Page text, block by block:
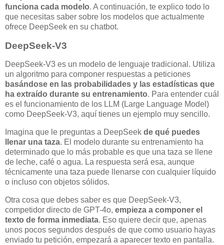
funciona cada modelo. A continuación, te explico todo lo
que necesitas saber sobre los modelos que actualmente
ofrece DeepSeek en su chatbot.
DeepSeek-V3
DeepSeek-V3 es un modelo de lenguaje tradicional. Utiliza
un algoritmo para componer respuestas a peticiones
basándose en las probabilidades y las estadísticas que
ha extraído durante su entrenamiento. Para entender cuál
es el funcionamiento de los LLM (Large Language Model)
como DeepSeek-V3, aquí tienes un ejemplo muy sencillo.
Imagina que le preguntas a DeepSeek de qué puedes
llenar una taza. El modelo durante su entrenamiento ha
determinado que lo más probable es que una taza se llene
de leche, café o agua. La respuesta será esa, aunque
técnicamente una taza puede llenarse con cualquier líquido
o incluso con objetos sólidos.
Otra cosa que debes saber es que DeepSeek-V3,
competidor directo de GPT-4o, empieza a componer el
texto de forma inmediata. Eso quiere decir que, apenas
unos pocos segundos después de que como usuario hayas
enviado tu petición, empezará a aparecer texto en pantalla.